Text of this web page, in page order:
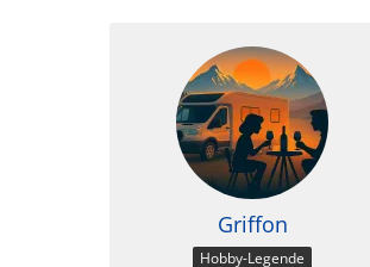
Griffon
Hobby-Legende